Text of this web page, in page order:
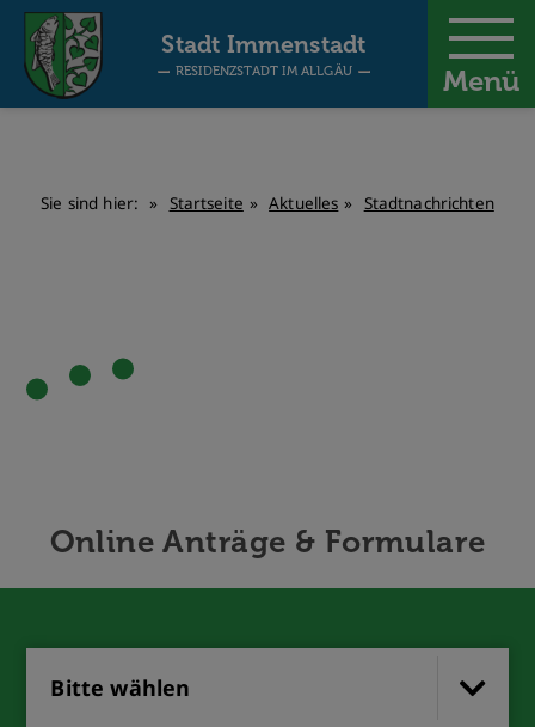
Menü
Stadt Immenstadt
RESIDENZSTADT IM ALLGÄU
Sie sind hier: Startseite Aktuelles Stadtnachrichten
Online Anträge & Formulare
Bitte wählen